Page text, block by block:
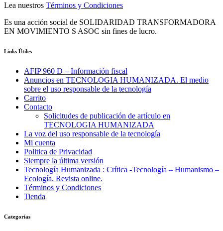
Lea nuestros Términos y Condiciones
Es una acción social de SOLIDARIDAD TRANSFORMADORA
EN MOVIMIENTO S ASOC sin fines de lucro.
Links Útiles
AFIP 960 D – Información fiscal
Anuncios en TECNOLOGIA HUMANIZADA. El medio
sobre el uso responsable de la tecnología
Carrito
Contacto
Solicitudes de publicación de artículo en
TECNOLOGIA HUMANIZADA
La voz del uso responsable de la tecnología
Mi cuenta
Politica de Privacidad
Siempre la última versión
Tecnología Humanizada : Crítica -Tecnología – Humanismo –
Ecología. Revista online.
Términos y Condiciones
Tienda
Categorías